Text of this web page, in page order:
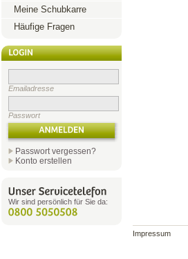
Meine Schubkarre
Häufige Fragen
Emailadresse
Passwort
Passwort vergessen?
Konto erstellen
Wir sind persönlich für Sie da:
Impressum